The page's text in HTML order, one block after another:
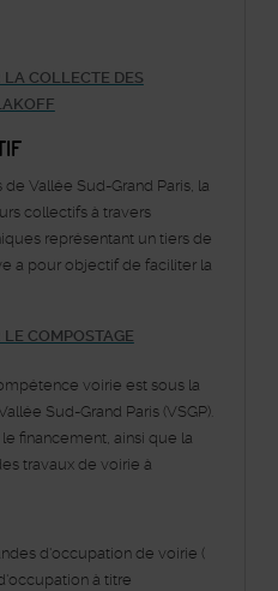
COLLECTE DES
Vallée Sud-Grand Paris, la
collectifs à travers
représentant un tiers de
a pour objectif de faciliter la
COMPOSTAGE
voirie est sous la
Sud-Grand Paris (VSGP).
financement, ainsi que la
travaux de voirie à
d'occupation de voirie (
à titre